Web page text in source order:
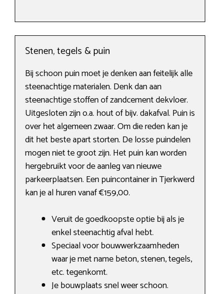
Stenen, tegels & puin
Bij schoon puin moet je denken aan feitelijk alle
steenachtige materialen. Denk dan aan
steenachtige stoffen of zandcement dekvloer.
Uitgesloten zijn o.a. hout of bijv. dakafval. Puin is
over het algemeen zwaar. Om die reden kan je
dit het beste apart storten. De losse puindelen
mogen niet te groot zijn. Het puin kan worden
hergebruikt voor de aanleg van nieuwe
parkeerplaatsen. Een puincontainer in Tjerkwerd
kan je al huren vanaf €159,00.
Veruit de goedkoopste optie bij als je
enkel steenachtig afval hebt.
Speciaal voor bouwwerkzaamheden
waar je met name beton, stenen, tegels,
etc. tegenkomt.
Je bouwplaats snel weer schoon.